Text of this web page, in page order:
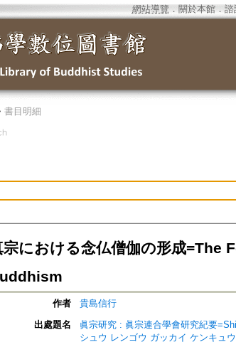
網站導覽 ． 關於本館． 諮
書目明細
宗における念仏僧伽の形成
作者
貴島信行
出處題名
眞宗研究 : 眞宗連合學會研究紀要
シュウ レンゴウ ガッカイ ケンキュ